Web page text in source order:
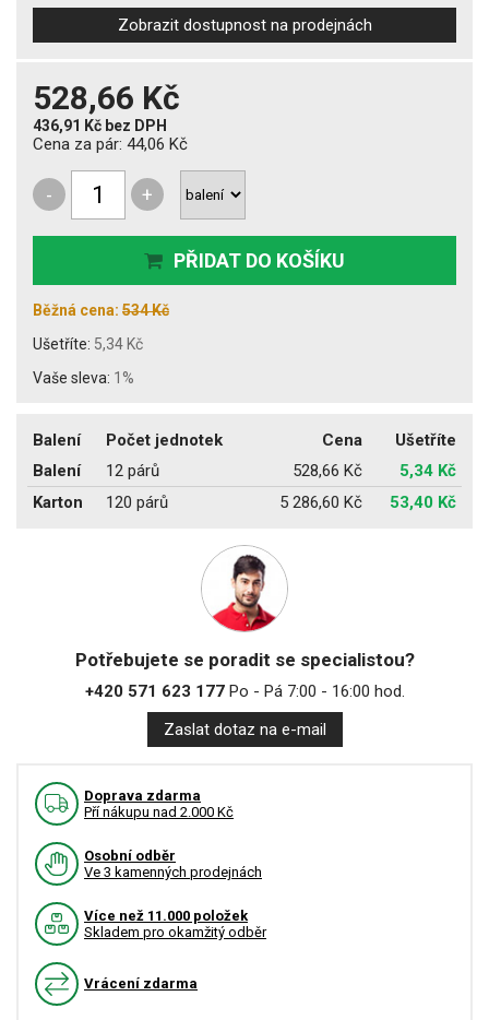
Zobrazit dostupnost na prodejnách
528,66 Kč
436,91 Kč bez DPH
Cena za pár: 44,06 Kč
- +
PŘIDAT DO KOŠÍKU
Běžná cena: 534 Kč
Ušetříte: 5,34 Kč
Vaše sleva: 1%
Balení Počet jednotek Cena
Ušetříte
Balení
12 párů 528,66 Kč
5,34 Kč
Karton
120 párů 5 286,60 Kč 53,40 Kč
Potřebujete se poradit se specialistou?
+420 571 623 177Po - Pá 7:00 - 16:00 hod.
Zaslat dotaz na e-mail
Doprava zdarma
Pří nákupu nad 2.000 Kč
Osobní odběr
Ve 3 kamenných prodejnách
Více než 11.000 položek
Skladem pro okamžitý odběr
Vrácení zdarma